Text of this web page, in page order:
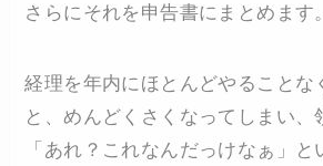
さらにそれを申告書にまとめます。
経理を年内にほとんどやることな
と、めんどくさくなってしまい、
「あれ？これなんだっけなぁ」と